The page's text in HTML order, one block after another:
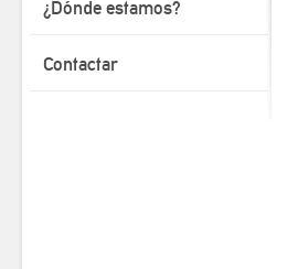
¿Dónde estamos?
Contactar